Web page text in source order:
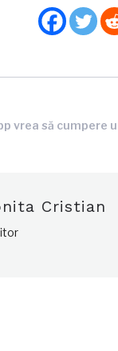
vrea să cumpere
Cristian